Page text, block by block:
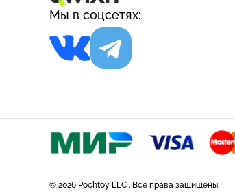
Мы в соцсетях:
© 2026 Pochtoy LLC . Все права защищены.